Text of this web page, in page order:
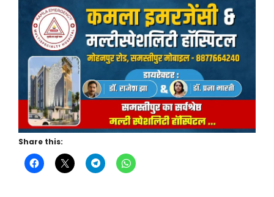
Share this: